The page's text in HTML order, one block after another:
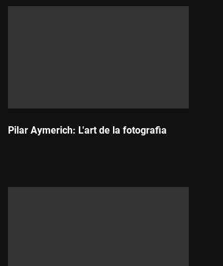
Pilar Aymerich: L'art de la fotografia